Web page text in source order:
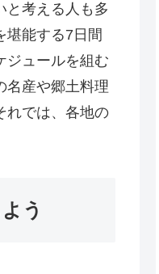
と考える人も多
堪能する7日間
ジュールを組む
名産や郷土料理
れでは、各地の
う